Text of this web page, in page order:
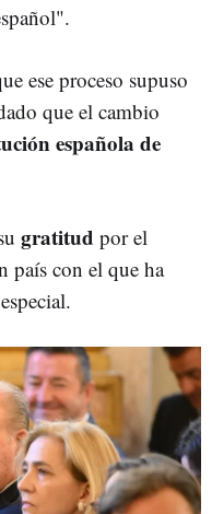
ese proceso supuso
que el cambio
española de
gratitud por el
país con el que ha